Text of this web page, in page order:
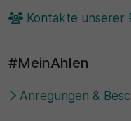
Kontakte unserer
#MeinAhlen
Anregungen &